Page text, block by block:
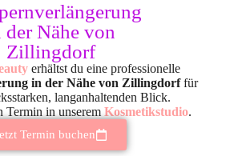
der Nähe von
Zillingdorf
erhältst du eine professionelle
in der Nähe von Zillingdorffür
langanhaltenden Blick.
Termin in unserem Kosmetikstudio.
Termin buchen